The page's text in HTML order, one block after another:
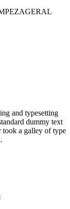
and typesetting
dummy text
took a galley of type